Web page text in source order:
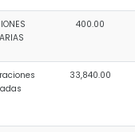
400.00
33,840.00